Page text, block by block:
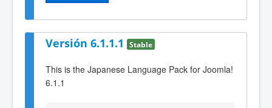
Versión 6.1.1.1 Stable
This is the Japanese Language Pack for Joomla!
6.1.1